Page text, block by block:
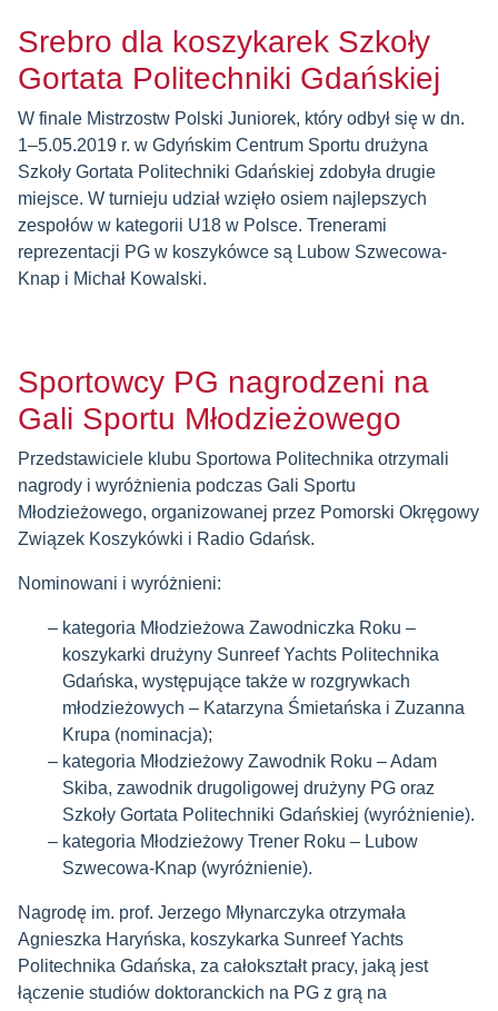
Srebro dla koszykarek Szkoły
Gortata Politechniki Gdańskiej
W finale Mistrzostw Polski Juniorek, który odbył się w dn.
1–5.05.2019 r. w Gdyńskim Centrum Sportu drużyna
Szkoły Gortata Politechniki Gdańskiej zdobyła drugie
miejsce. W turnieju udział wzięło osiem najlepszych
zespołów w kategorii U18 w Polsce. Trenerami
reprezentacji PG w koszykówce są Lubow Szwecowa-
Knap i Michał Kowalski.
Sportowcy PG nagrodzeni na
Gali Sportu Młodzieżowego
Przedstawiciele klubu Sportowa Politechnika otrzymali
nagrody i wyróżnienia podczas Gali Sportu
Młodzieżowego, organizowanej przez Pomorski Okręgowy
Związek Koszykówki i Radio Gdańsk.
Nominowani i wyróżnieni:
kategoria Młodzieżowa Zawodniczka Roku –
koszykarki drużyny Sunreef Yachts Politechnika
Gdańska, występujące także w rozgrywkach
młodzieżowych – Katarzyna Śmietańska i Zuzanna
Krupa (nominacja);
kategoria Młodzieżowy Zawodnik Roku – Adam
Skiba, zawodnik drugoligowej drużyny PG oraz
Szkoły Gortata Politechniki Gdańskiej (wyróżnienie).
kategoria Młodzieżowy Trener Roku – Lubow
Szwecowa-Knap (wyróżnienie).
Nagrodę im. prof. Jerzego Młynarczyka otrzymała
Agnieszka Haryńska, koszykarka Sunreef Yachts
Politechnika Gdańska, za całokształt pracy, jaką jest
łączenie studiów doktoranckich na PG z grą na